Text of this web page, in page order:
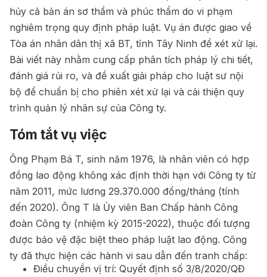
hủy cả bản án sơ thẩm và phúc thẩm do vi phạm
nghiêm trọng quy định pháp luật. Vụ án được giao về
Tòa án nhân dân thị xã BT, tỉnh Tây Ninh để xét xử lại.
Bài viết này nhằm cung cấp phân tích pháp lý chi tiết,
đánh giá rủi ro, và đề xuất giải pháp cho luật sư nội
bộ để chuẩn bị cho phiên xét xử lại và cải thiện quy
trình quản lý nhân sự của Công ty.
Tóm tắt vụ việc
Ông Phạm Bá T, sinh năm 1976, là nhân viên có hợp
đồng lao động không xác định thời hạn với Công ty từ
năm 2011, mức lương 29.370.000 đồng/tháng (tính
đến 2020). Ông T là Ủy viên Ban Chấp hành Công
đoàn Công ty (nhiệm kỳ 2015-2022), thuộc đối tượng
được bảo vệ đặc biệt theo pháp luật lao động. Công
ty đã thực hiện các hành vi sau dẫn đến tranh chấp:
Điều chuyển vị trí: Quyết định số 3/8/2020/QĐ